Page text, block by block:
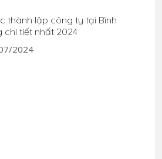
thành lập công ty tại Bình
chi tiết nhất 2024
2024